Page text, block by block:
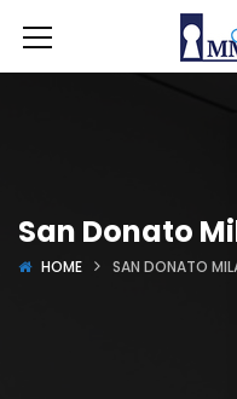
San Donato
HOME SAN DONATO